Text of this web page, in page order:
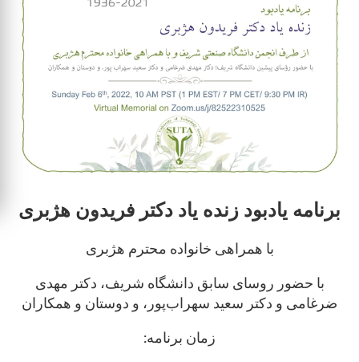
برنامه یادبود زنده یاد دکتر فریدون هژبری
با همراهی خانواده محترم هژبری
با حضور روسای سابق دانشگاه شریف، دکتر مهدی
ضرغامی و دکتر سعید سهراب‌پور، و دوستان و همکاران
:زمان برنامه